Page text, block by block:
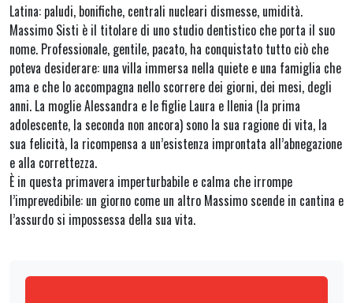
Latina: paludi, bonifiche, centrali nucleari dismesse, umidità.
Massimo Sisti è il titolare di uno studio dentistico che porta il suo
nome. Professionale, gentile, pacato, ha conquistato tutto ciò che
poteva desiderare: una villa immersa nella quiete e una famiglia che
ama e che lo accompagna nello scorrere dei giorni, dei mesi, degli
anni. La moglie Alessandra e le figlie Laura e Ilenia (la prima
adolescente, la seconda non ancora) sono la sua ragione di vita, la
sua felicità, la ricompensa a un’esistenza improntata all’abnegazione
e alla correttezza.
È in questa primavera imperturbabile e calma che irrompe
l’imprevedibile: un giorno come un altro Massimo scende in cantina e
l’assurdo si impossessa della sua vita.